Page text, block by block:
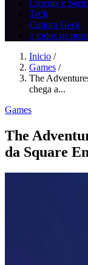
Cinema e
Tech
Cultura Geek
// todos os
Inicio /
Games /
The
chega a...
Games
The
da Square